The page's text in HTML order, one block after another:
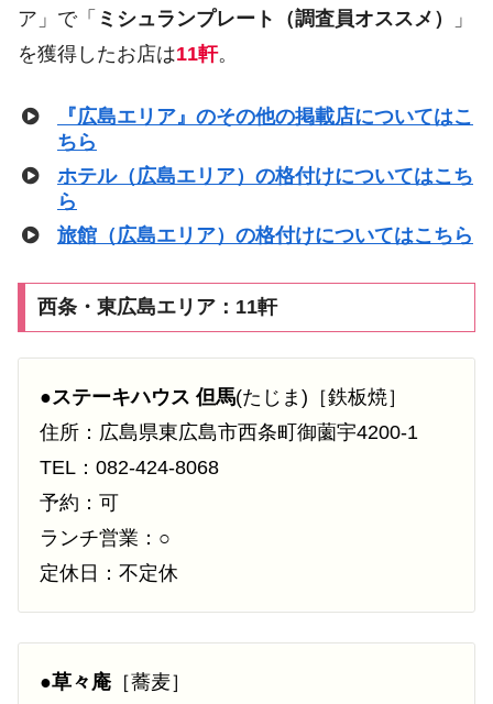
ア」で「 ミシュランプレート（調査員オススメ）
」
を獲得したお店は11軒。
『広島エリア』のその他の掲載店についてはこ
ちら
ホテル（広島エリア）の格付けについてはこち
ら
旅館（広島エリア）の格付けについてはこちら
西条・東広島エリア：11軒
●ステーキハウス 但馬(たじま)［鉄板焼］
住所：広島県東広島市西条町御薗宇4200-1
TEL：082-424-8068
予約：可
ランチ営業：○
定休日：不定休
●草々庵 ［蕎麦］